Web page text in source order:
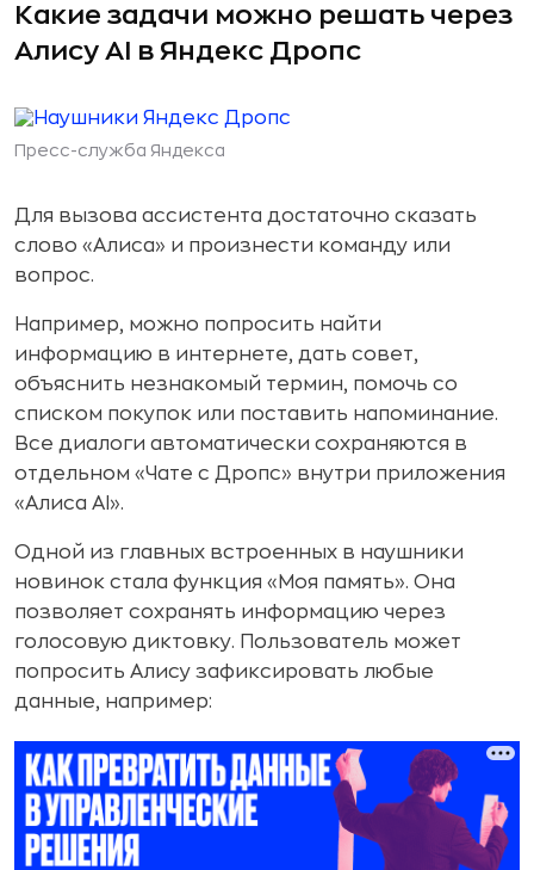
Какие задачи можно решать через
Алису AI в Яндекс Дропс
Пресс-служба Яндекса
Для вызова ассистента достаточно сказать
слово «Алиса» и произнести команду или
вопрос.
Например, можно попросить найти
информацию в интернете, дать совет,
объяснить незнакомый термин, помочь со
списком покупок или поставить напоминание.
Все диалоги автоматически сохраняются в
отдельном «Чате с Дропс» внутри приложения
«Алиса AI».
Одной из главных встроенных в наушники
новинок стала функция «Моя память». Она
позволяет сохранять информацию через
голосовую диктовку. Пользователь может
попросить Алису зафиксировать любые
данные, например: